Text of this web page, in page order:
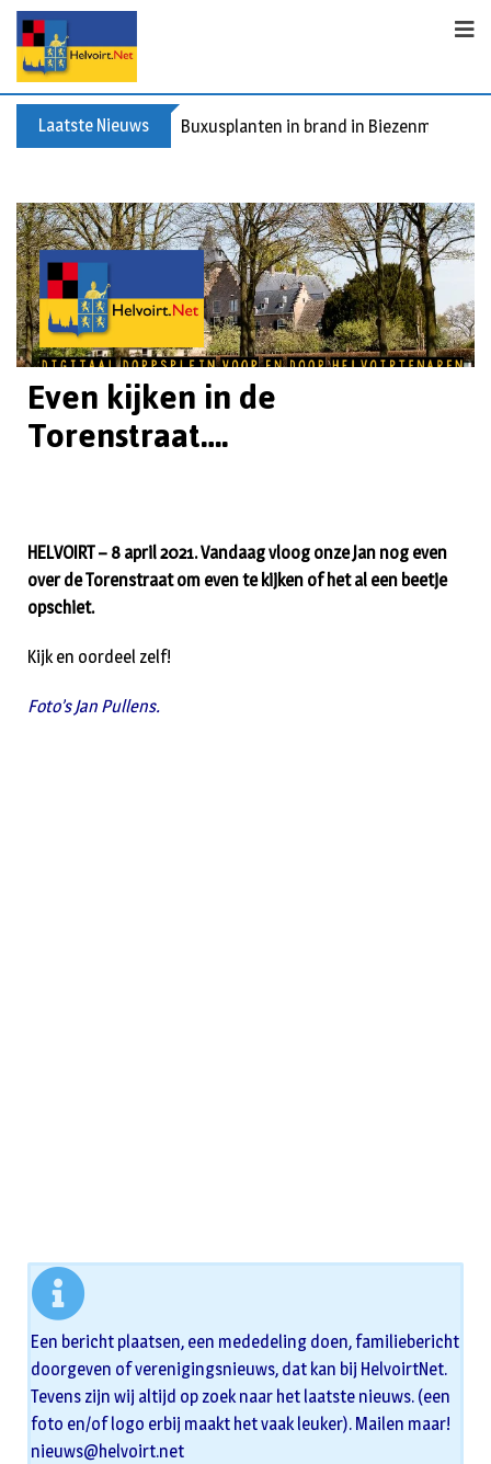
Laatste Nieuws Buxusplanten in brand in Biezenmortel,
Even kijken in de
Torenstraat….
HELVOIRT – 8 april 2021. Vandaag vloog onze Jan nog even
over de Torenstraat om even te kijken of het al een beetje
opschiet.
Kijk en oordeel zelf!
Foto’s Jan Pullens.
Een bericht plaatsen, een mededeling doen, familiebericht
doorgeven of verenigingsnieuws, dat kan bij HelvoirtNet.
Tevens zijn wij altijd op zoek naar het laatste nieuws. (een
foto en/of logo erbij maakt het vaak leuker). Mailen maar!
nieuws@helvoirt.net